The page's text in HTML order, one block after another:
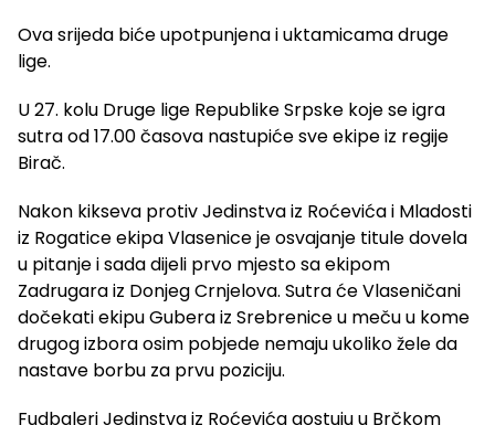
Ova srijeda biće upotpunjena i uktamicama druge
lige.
U 27. kolu Druge lige Republike Srpske koje se igra
sutra od 17.00 časova nastupiće sve ekipe iz regije
Birač.
Nakon kikseva protiv Jedinstva iz Roćevića i Mladosti
iz Rogatice ekipa Vlasenice je osvajanje titule dovela
u pitanje i sada dijeli prvo mjesto sa ekipom
Zadrugara iz Donjeg Crnjelova. Sutra će Vlaseničani
dočekati ekipu Gubera iz Srebrenice u meču u kome
drugog izbora osim pobjede nemaju ukoliko žele da
nastave borbu za prvu poziciju.
Fudbaleri Jedinstva iz Roćevića gostuju u Brčkom